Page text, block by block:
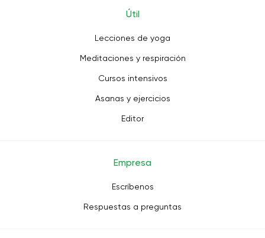
Útil
Lecciones de yoga
Meditaciones y respiración
Cursos intensivos
Asanas y ejercicios
Editor
Empresa
Escríbenos
Respuestas a preguntas